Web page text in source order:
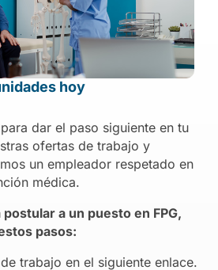
hoy
dar el paso siguiente en tu
ofertas de trabajo y
un empleador respetado en
médica.
a un puesto en FPG,
pasos:
trabajo en el siguiente enlace.